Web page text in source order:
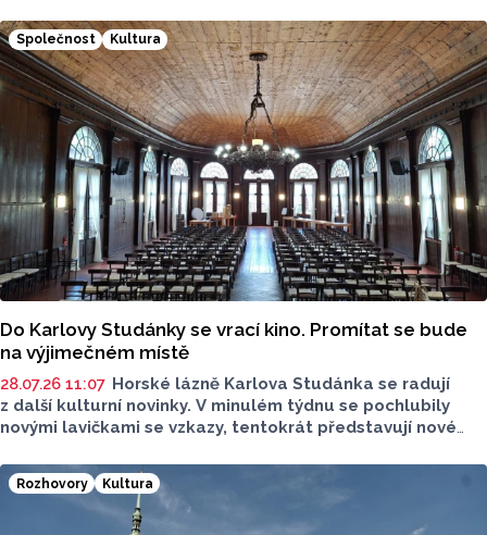
Většina programu se uskuteční na Horním náměstí,
koncerty Večerní pohody budou zdarma. Více o akcích
sdělila v podcastu Radia Metropole Tomáše Gottwalda
referentka oddělení organizace společenských akcí
města Olomouce Anna Šmídková.
Společnost Kultura
Do Karlovy Studánky se vrací kino. Promítat se bude
na výjimečném místě
28.07.26 11:07 Horské lázně Karlova Studánka se radují
z další kulturní novinky. V minulém týdnu se pochlubily
novými lavičkami se vzkazy, tentokrát představují nové
Na provoz kina přispěje i obec Karlova Studánka.
Rozhovory Kultura